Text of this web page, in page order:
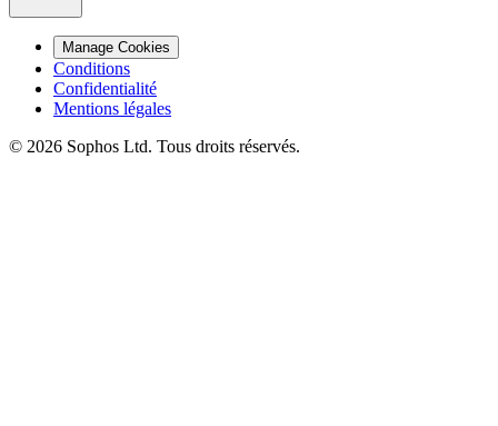
Manage Cookies
Conditions
Confidentialité
Mentions légales
© 2026 Sophos Ltd. Tous droits réservés.